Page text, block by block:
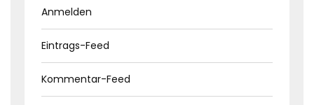
Anmelden
Eintrags-Feed
Kommentar-Feed